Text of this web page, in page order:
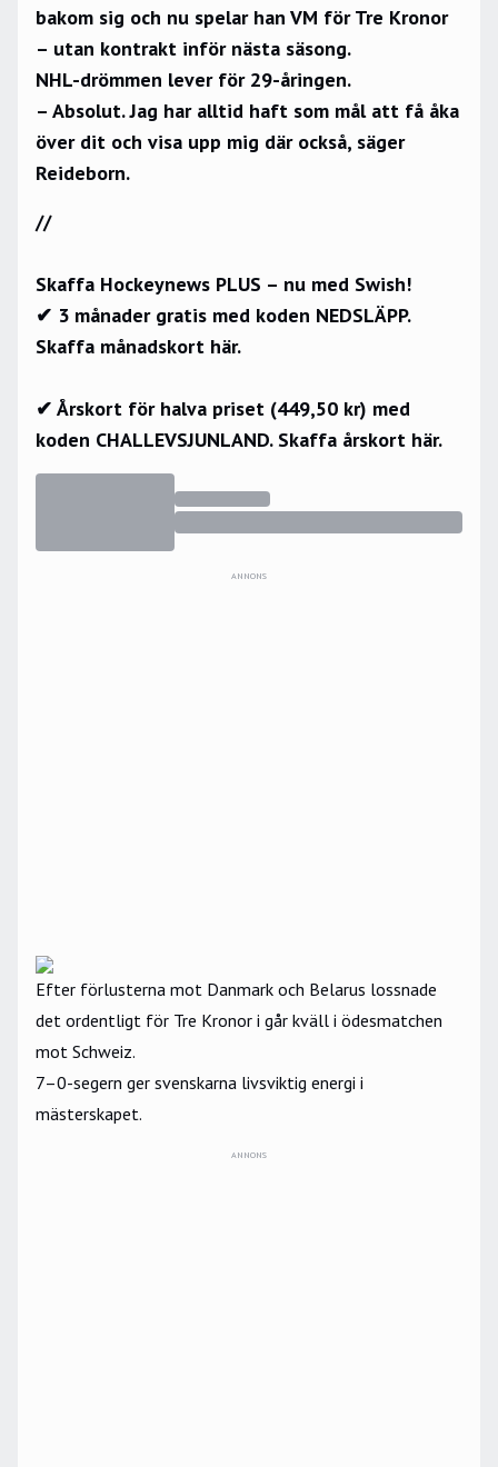
bakom sig och nu spelar han VM för Tre Kronor
– utan kontrakt inför nästa säsong.
NHL-drömmen lever för 29-åringen.
– Absolut. Jag har alltid haft som mål att få åka
över dit och visa upp mig där också, säger
Reideborn.
//
Skaffa Hockeynews PLUS – nu med Swish!
✔ 3 månader gratis med koden NEDSLÄPP.
Skaffa månadskort här.
✔ Årskort för halva priset (449,50 kr) med
koden CHALLEVSJUNLAND. Skaffa årskort här.
ANNONS
Efter förlusterna mot Danmark och Belarus lossnade
det ordentligt för Tre Kronor i går kväll i ödesmatchen
mot Schweiz.
7–0-segern ger svenskarna livsviktig energi i
mästerskapet.
ANNONS